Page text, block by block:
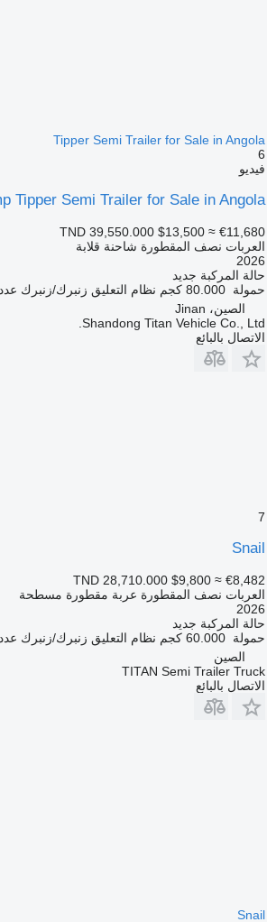
Tipper Semi Trailer for Sale in Angola
6
فيديو
Tipper Semi Trailer for Sale in Angola
TND 39,550.000 $13,500 ≈ €11,680
العربات نصف المقطورة شاحنة قلابة
2026
حالة المركبة جديد
حمولة 80.000 كجم نظام التعليق زنبرك/زنبرك
الصين، Jinan
Shandong Titan Vehicle Co., Ltd.
الاتصال بالبائع
7
Snail
TND 28,710.000 $9,800 ≈ €8,482
العربات نصف المقطورة عربة مقطورة مسطحة
2026
حالة المركبة جديد
حمولة 60.000 كجم نظام التعليق زنبرك/زنبرك
الصين
TITAN Semi Trailer Truck
الاتصال بالبائع
Snail